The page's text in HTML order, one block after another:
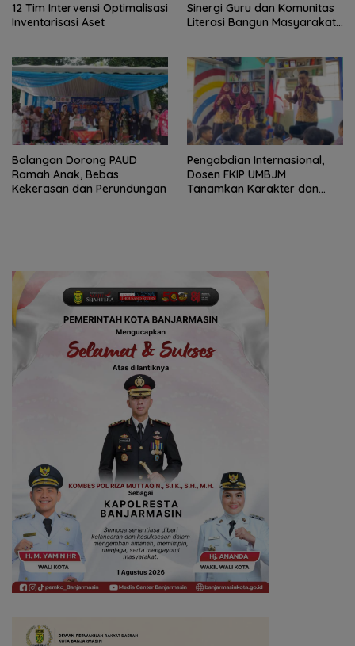
12 Tim Intervensi Optimalisasi
Inventarisasi Aset
Sinergi Guru dan Komunitas
Literasi Bangun Masyarakat
Balangan Dorong PAUD
Ramah Anak, Bebas
Kekerasan dan Perundungan
Pengabdian Internasional,
Dosen FKIP UMBJM
Tanamkan Karakter dan